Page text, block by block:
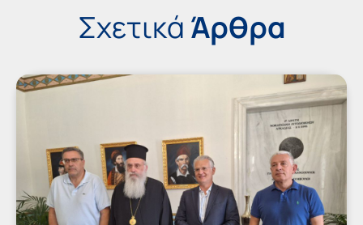
Σχετικά Άρθρα